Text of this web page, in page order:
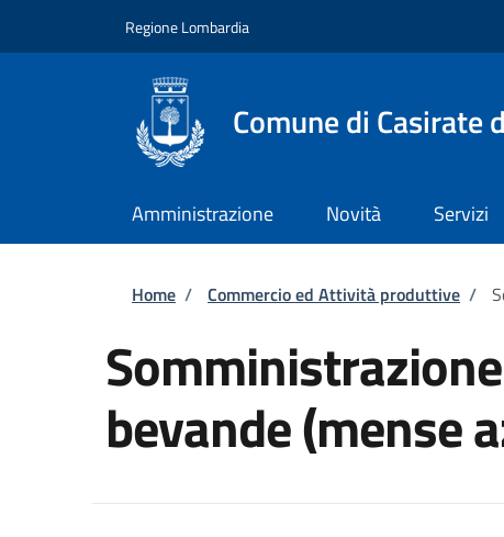
Regione Lombardia
Comune di Casirate
Amministrazione Novità Servizi
Briciole di pane
Home / Commercio ed Attività produttive /
bevande (mense